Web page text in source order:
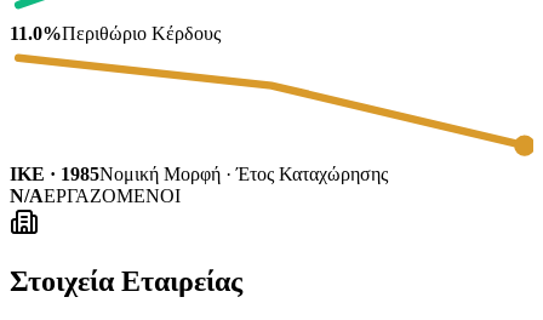
11.0%Περιθώριο Κέρδους
ΙΚΕ · 1985Νομική Μορφή · Έτος Καταχώρησης
N/AΕΡΓΑΖΟΜΕΝΟΙ
Στοιχεία Εταιρείας